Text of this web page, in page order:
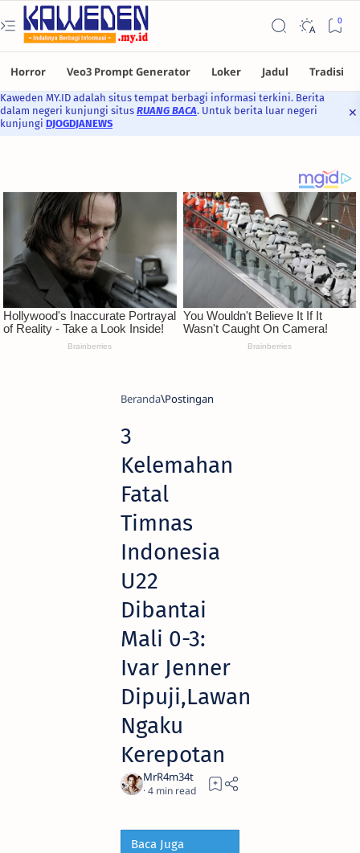
Kaweden MY.ID adalah situs tempat berbagi informasi terkini. Berita
dalam negeri kunjungi situs RUANG BACA. Untuk berita luar negeri
kunjungi DJOGDJANEWS
Beranda
3
Kelemahan
Fatal
Timnas
Indonesia
U22
Dibantai
Mali 0-3:
Ivar Jenner
Dipuji,Lawan
Ngaku
Kerepotan
4
Baca Juga